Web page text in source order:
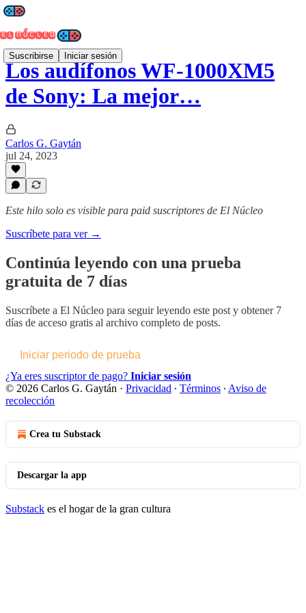
Suscribirse Iniciar sesión
Los audífonos WF-1000XM5
de Sony: La mejor…
Carlos G. Gaytán
jul 24, 2023
Este hilo solo es visible para paid suscriptores de El Núcleo
Suscríbete para ver →
Continúa leyendo con una prueba
gratuita de 7 días
Suscríbete a El Núcleo para seguir leyendo este post y obtener 7
días de acceso gratis al archivo completo de posts.
Iniciar periodo de prueba
¿Ya eres suscriptor de pago? Iniciar sesión
© 2026 Carlos G. Gaytán · Privacidad ∙ Términos ∙ Aviso de
recolección
Crea tu Substack
Descargar la app
Substack es el hogar de la gran cultura